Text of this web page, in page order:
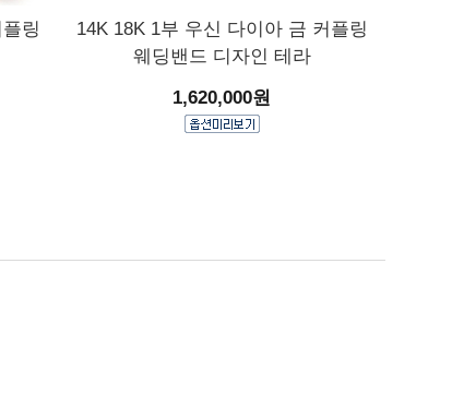
링
14K 18K 1부 우신 다이아 금 커플링
웨딩밴드 디자인 테라
1,620,000원